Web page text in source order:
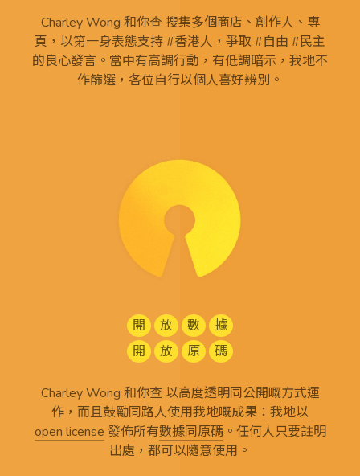
Charley Wong 和你查 搜集多個商店、創作人、專
頁，以第一身表態支持 #香港人，爭取 #自由 #民主
的良心發言。當中有高調行動，有低調暗示，我地不
作篩選，各位自行以個人喜好辨別。
開 放 數
據
開
放 原 碼
Charley Wong 和你查 以高度透明同公開嘅方式運
作，而且鼓勵同路人使用我地嘅成果：我地以
open license 發佈所有數據同原碼。任何人只要註明
出處，都可以隨意使用。